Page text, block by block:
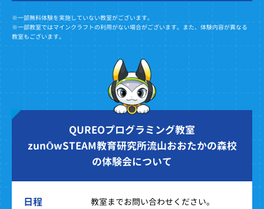
※一部無料体験を実施していない教室がございます。
※一部教室ではマインクラフトの利用がない場合がございます。また、体験内容が異なる
教室もございます。
QUREOプログラミング教室
zunŌwSTEAM教育研究所流山おおたかの森校
の体験会について
日程 教室までお問い合わせください。